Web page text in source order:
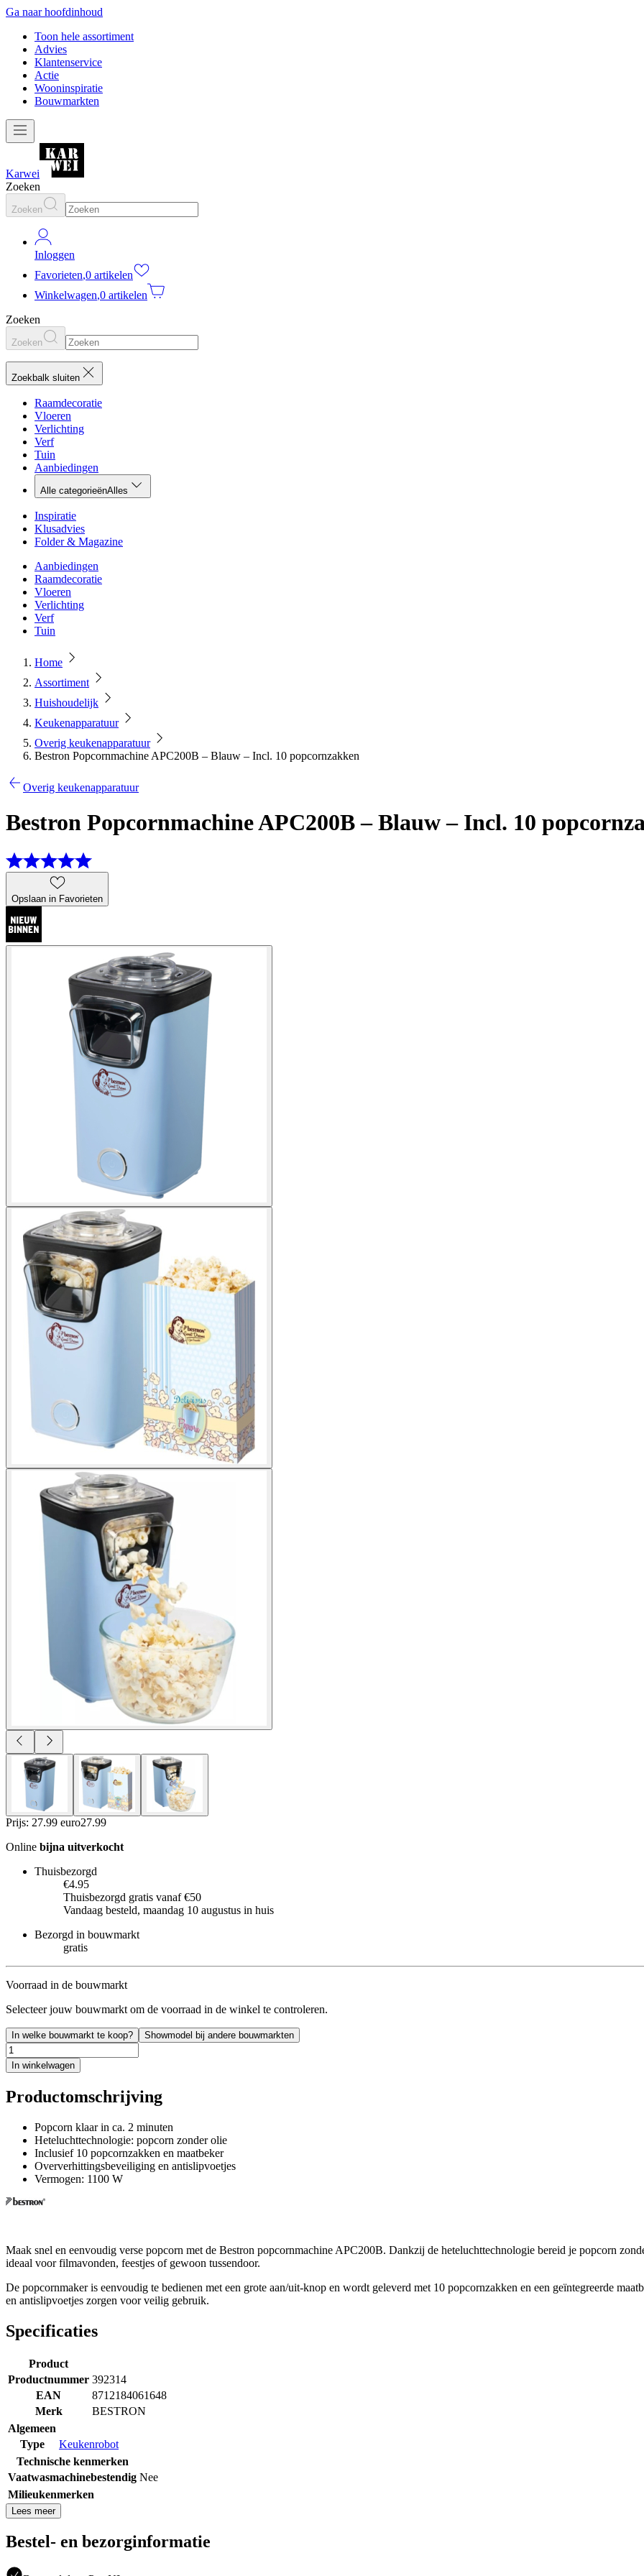
Ga naar hoofdinhoud
Toon hele assortiment
Advies
Klantenservice
Actie
Wooninspiratie
Bouwmarkten
Karwei
Zoeken
Zoeken
Inloggen
Favorieten,0 artikelen
Winkelwagen,0 artikelen
Zoeken
Zoeken
Zoekbalk sluiten
Raamdecoratie
Vloeren
Verlichting
Verf
Tuin
Aanbiedingen
Alle categorieënAlles
Inspiratie
Klusadvies
Folder & Magazine
Aanbiedingen
Raamdecoratie
Vloeren
Verlichting
Verf
Tuin
Home
Assortiment
Huishoudelijk
Keukenapparatuur
Overig keukenapparatuur
Bestron Popcornmachine APC200B – Blauw – Incl. 10 popcornzakken
Overig keukenapparatuur
Bestron Popcornmachine APC200B – Blauw – Incl. 10
Opslaan in Favorieten
Prijs: 27.99 euro27.99
Online bijna uitverkocht
Thuisbezorgd
€4.95
Thuisbezorgd gratis vanaf €50
Vandaag besteld, maandag 10 augustus in huis
Bezorgd in bouwmarkt
gratis
Voorraad in de bouwmarkt
Selecteer jouw bouwmarkt om de voorraad in de winkel te controleren.
In welke bouwmarkt te koop? Showmodel bij andere bouwmarkten
In winkelwagen
Productomschrijving
Popcorn klaar in ca. 2 minuten
Heteluchttechnologie: popcorn zonder olie
Inclusief 10 popcornzakken en maatbeker
Oververhittingsbeveiliging en antislipvoetjes
Vermogen: 1100 W
Maak snel en eenvoudig verse popcorn met de Bestron popcornmachine APC200B. Dankzij de heteluchttechnologie bereid je popcorn
ideaal voor filmavonden, feestjes of gewoon tussendoor.
De popcornmaker is eenvoudig te bedienen met een grote aan/uit-knop en wordt geleverd met 10 popcornzakken en een geïntegreerde
en antislipvoetjes zorgen voor veilig gebruik.
Specificaties
Product
Productnummer 392314
EAN
8712184061648
Merk
BESTRON
Algemeen
Type
Keukenrobot
Technische kenmerken
Vaatwasmachinebestendig Nee
Milieukenmerken
Lees meer
Bestel- en bezorginformatie